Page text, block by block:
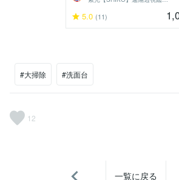
5.0 (11)
#大掃除 #洗面台
12
一覧に戻る